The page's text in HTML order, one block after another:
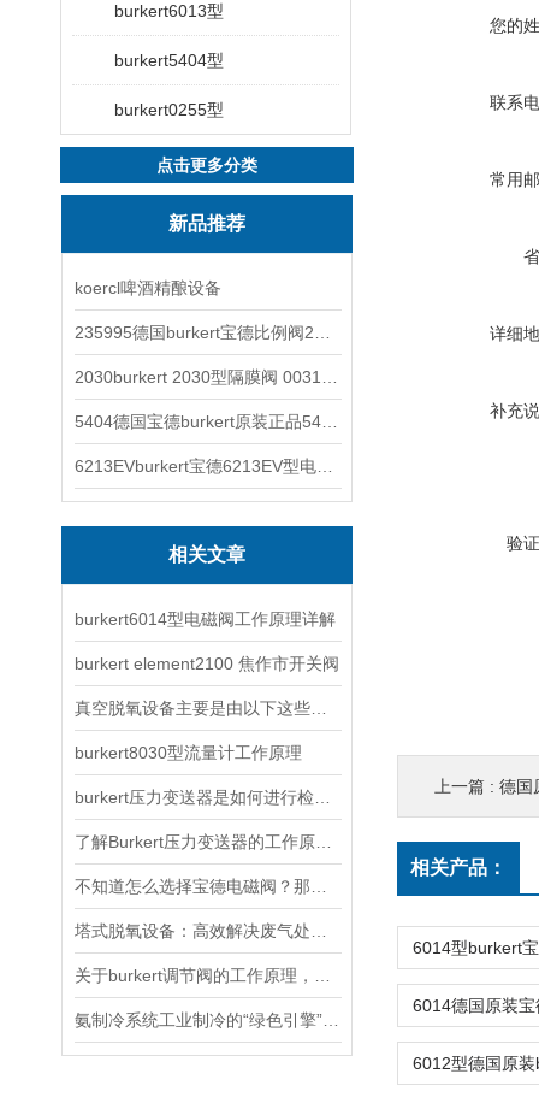
burkert6013型
burkert5404型
burkert0255型
点击更多分类
新品推荐
koercl啤酒精酿设备
相关文章
burkert6014型电磁阀工作原理详解
burkert element2100 焦作市开关阀
burkert8030型流量计工作原理
您的
联系
常用
详细
补充
验
上一篇 : 德国原
相关产品：